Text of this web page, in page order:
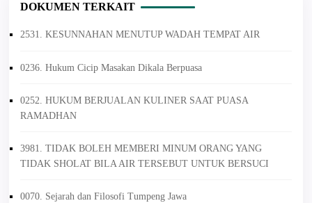
DOKUMEN TERKAIT
2531. KESUNNAHAN MENUTUP WADAH TEMPAT AIR
0236. Hukum Cicip Masakan Dikala Berpuasa
0252. HUKUM BERJUALAN KULINER SAAT PUASA
RAMADHAN
3981. TIDAK BOLEH MEMBERI MINUM ORANG YANG
TIDAK SHOLAT BILA AIR TERSEBUT UNTUK BERSUCI
0070. Sejarah dan Filosofi Tumpeng Jawa